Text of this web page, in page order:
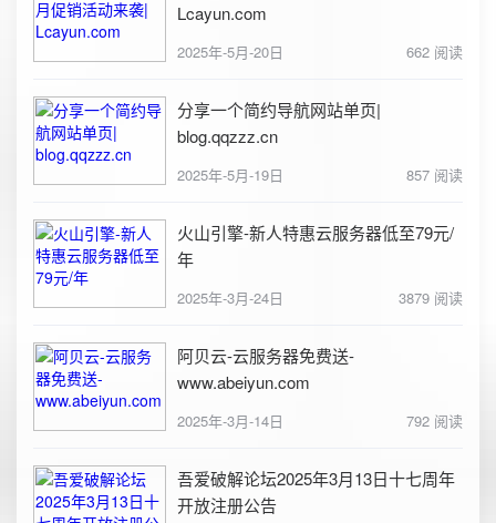
Lcayun.com
2025年-5月-20日 662 阅读
分享一个简约导航网站单页|
blog.qqzzz.cn
2025年-5月-19日 857 阅读
火山引擎-新人特惠云服务器低至79元/
年
2025年-3月-24日 3879 阅读
阿贝云-云服务器免费送-
www.abeiyun.com
2025年-3月-14日 792 阅读
吾爱破解论坛2025年3月13日十七周年
开放注册公告